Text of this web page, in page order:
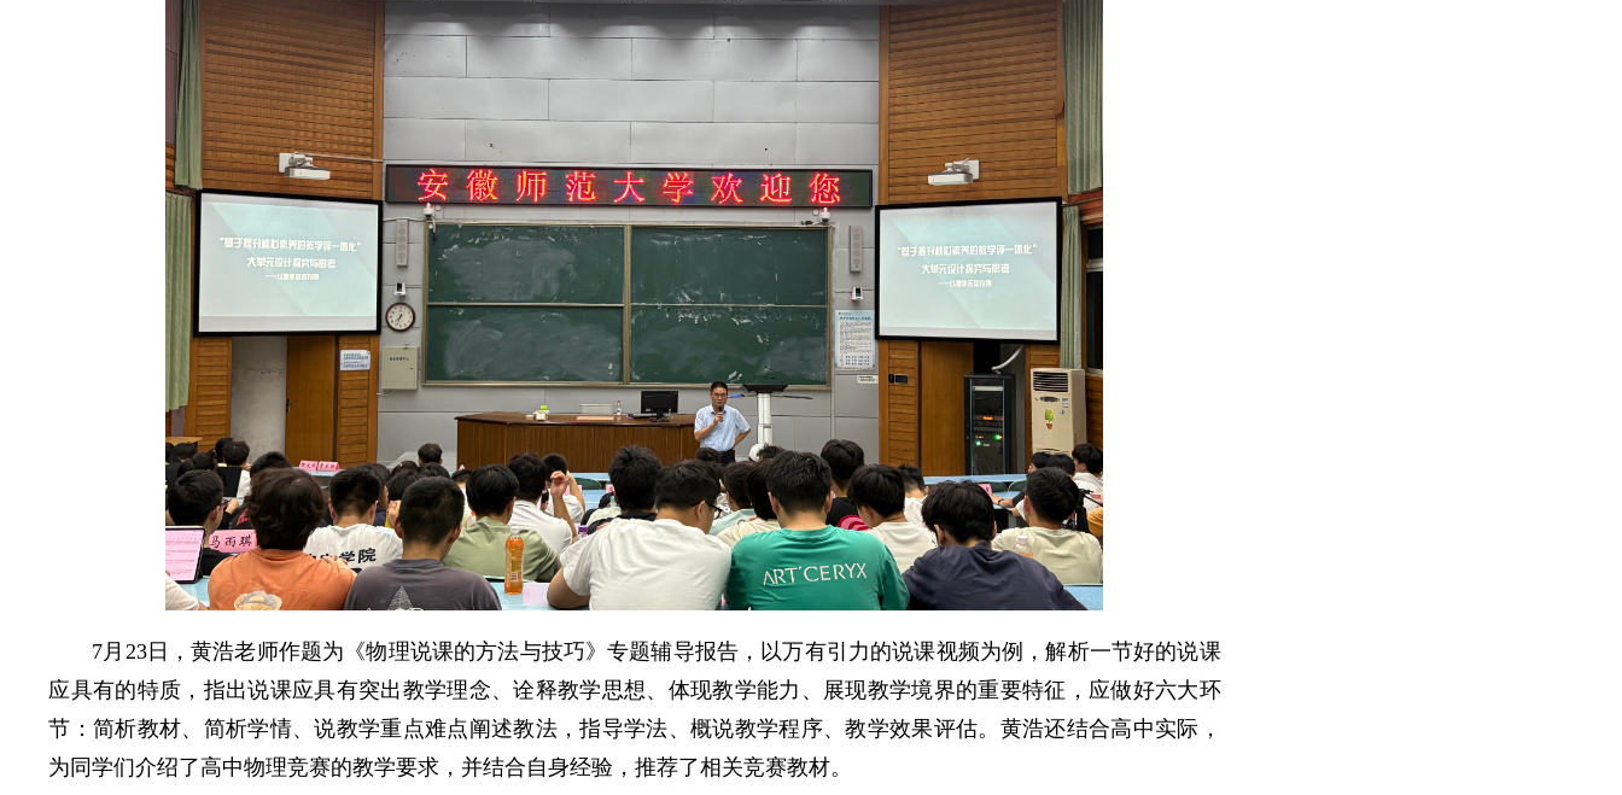
7月23日，黄浩老师作题为《物理说课的方法与技巧》专题辅导报告，以万有引力的说课视频为例，解析一节好的说课
应具有的特质，指出说课应具有突出教学理念、诠释教学思想、体现教学能力、展现教学境界的重要特征，应做好六大环
节：简析教材、简析学情、说教学重点难点阐述教法，指导学法、概说教学程序、教学效果评估。黄浩还结合高中实际，
为同学们介绍了高中物理竞赛的教学要求，并结合自身经验，推荐了相关竞赛教材。